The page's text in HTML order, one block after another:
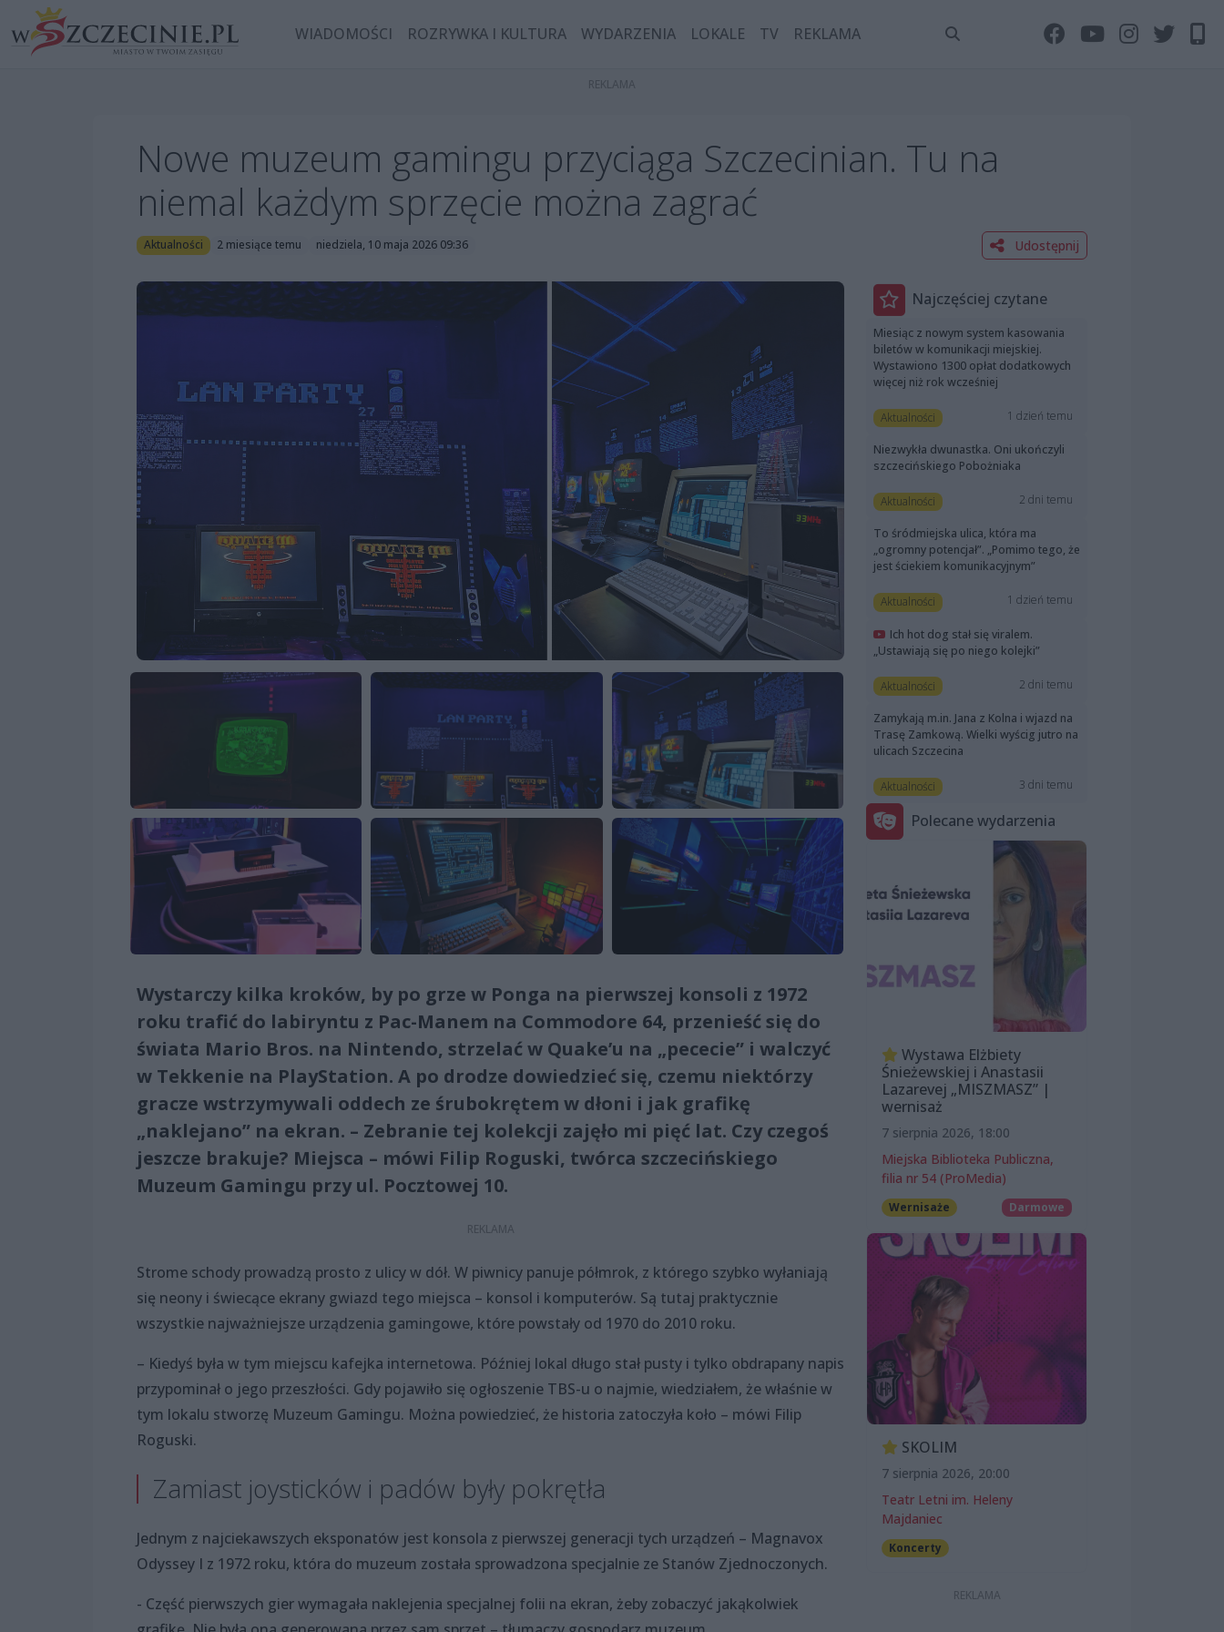
WIADOMOŚCI ROZRYWKA I KULTURA WYDARZENIA LOKALE TV REKLAMA
Nowe muzeum gamingu przyciąga Szczecinian. Tu na
niemal każdym sprzęcie można zagrać
Aktualności 2 miesiące temu niedziela, 10 maja 2026 09:36 Udostępnij
Wystarczy kilka kroków, by po grze w Ponga na pierwszej konsoli z 1972
roku trafić do labiryntu z Pac-Manem na Commodore 64, przenieść się do
świata Mario Bros. na Nintendo, strzelać w Quake’u na „pececie” i walczyć
w Tekkenie na PlayStation. A po drodze dowiedzieć się, czemu niektórzy
gracze wstrzymywali oddech ze śrubokrętem w dłoni i jak grafikę
„naklejano” na ekran. – Zebranie tej kolekcji zajęło mi pięć lat. Czy czegoś
jeszcze brakuje? Miejsca – mówi Filip Roguski, twórca szczecińskiego
Muzeum Gamingu przy ul. Pocztowej 10.
Strome schody prowadzą prosto z ulicy w dół. W piwnicy panuje półmrok, z którego szybko wyłaniają
się neony i świecące ekrany gwiazd tego miejsca – konsol i komputerów. Są tutaj praktycznie
wszystkie najważniejsze urządzenia gamingowe, które powstały od 1970 do 2010 roku.
– Kiedyś była w tym miejscu kafejka internetowa. Później lokal długo stał pusty i tylko obdrapany napis
przypominał o jego przeszłości. Gdy pojawiło się ogłoszenie TBS-u o najmie, wiedziałem, że właśnie w
tym lokalu stworzę Muzeum Gamingu. Można powiedzieć, że historia zatoczyła koło – mówi Filip
Roguski.
Zamiast joysticków i padów były pokrętła
Jednym z najciekawszych eksponatów jest konsola z pierwszej generacji tych urządzeń – Magnavox
Odyssey I z 1972 roku, która do muzeum została sprowadzona specjalnie ze Stanów Zjednoczonych.
- Część pierwszych gier wymagała naklejenia specjalnej folii na ekran, żeby zobaczyć jakąkolwiek
Najczęściej czytane
Miesiąc z nowym system kasowania
biletów w komunikacji miejskiej.
Wystawiono 1300 opłat dodatkowych
więcej niż rok wcześniej
Aktualności 1 dzień temu
Niezwykła dwunastka. Oni ukończyli
szczecińskiego Pobożniaka
Aktualności 2 dni temu
To śródmiejska ulica, która ma
„ogromny potencjał”. „Pomimo tego, że
jest ściekiem komunikacyjnym”
Aktualności 1 dzień temu
Ich hot dog stał się viralem.
„Ustawiają się po niego kolejki”
Aktualności 2 dni temu
Zamykają m.in. Jana z Kolna i wjazd na
Trasę Zamkową. Wielki wyścig jutro na
ulicach Szczecina
Aktualności 3 dni temu
Polecane wydarzenia
Wystawa Elżbiety
Śnieżewskiej i Anastasii
Lazarevej „MISZMASZ” |
wernisaż
7 sierpnia 2026, 18:00
Miejska Biblioteka Publiczna,
filia nr 54 (ProMedia)
Wernisaże Darmowe
SKOLIM
7 sierpnia 2026, 20:00
Teatr Letni im. Heleny
Majdaniec
Koncerty